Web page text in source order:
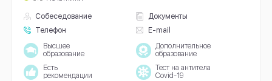
Собеседование
Документы
Телефон
E-mail
Высшее
образование
Дополнительное
образование
Есть
рекомендации
Тест на антитела
Covid-19